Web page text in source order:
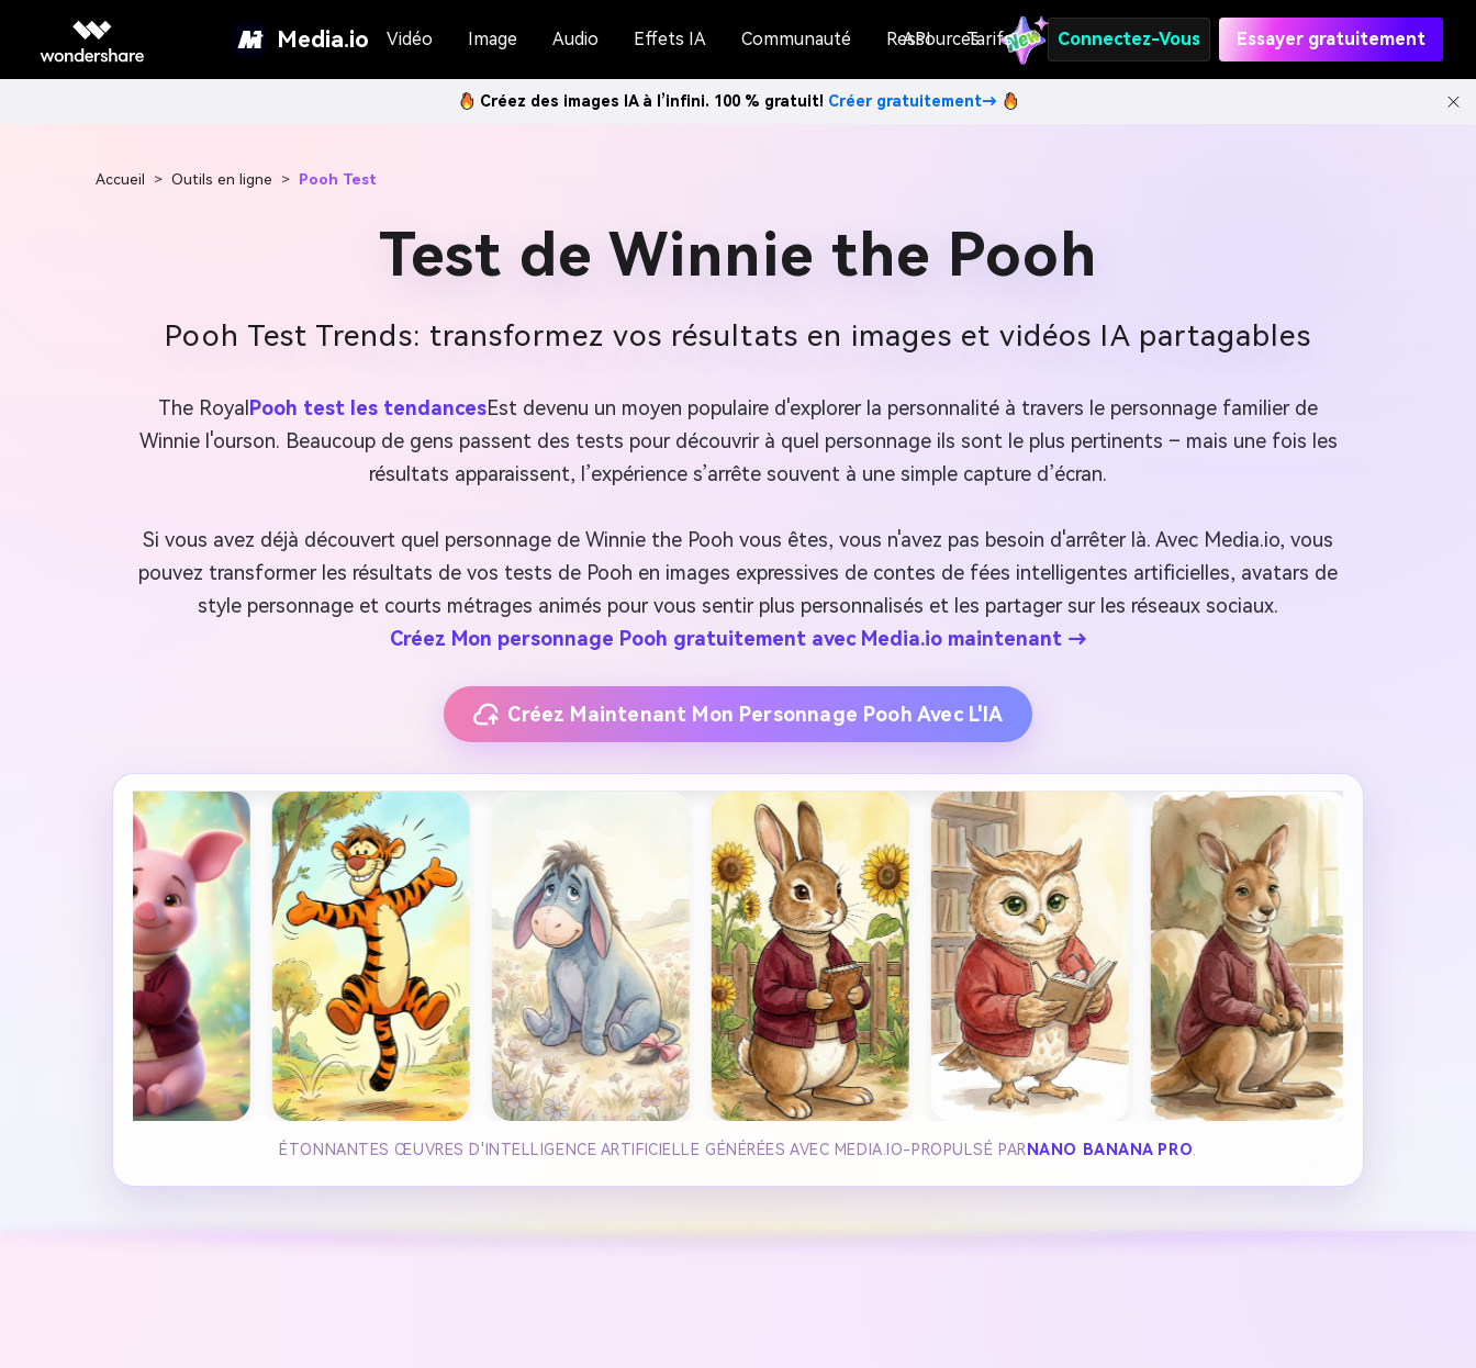
Media.io Vidéo Image Audio Effets IA Communauté Ressources
API Tarifs Connectez-Vous Essayer gratuitement
Créez des images IA à l’infini. 100 % gratuit! Créer gratuitement→
Accueil > Outils en ligne > Pooh Test
Test de Winnie the Pooh
Pooh Test Trends: transformez vos résultats en images et vidéos IA partagables
The Royal Pooh test les tendancesEst devenu un moyen populaire d'explorer la personnalité à travers le personnage familier de
Winnie l'ourson. Beaucoup de gens passent des tests pour découvrir à quel personnage ils sont le plus pertinents – mais une fois les
résultats apparaissent, l’expérience s’arrête souvent à une simple capture d’écran.
Si vous avez déjà découvert quel personnage de Winnie the Pooh vous êtes, vous n'avez pas besoin d'arrêter là. Avec Media.io, vous
pouvez transformer les résultats de vos tests de Pooh en images expressives de contes de fées intelligentes artificielles, avatars de
style personnage et courts métrages animés pour vous sentir plus personnalisés et les partager sur les réseaux sociaux.
Créez Mon personnage Pooh gratuitement avec Media.io maintenant →
Créez Maintenant Mon Personnage Pooh Avec L'IA
ÉTONNANTES ŒUVRES D'INTELLIGENCE ARTIFICIELLE GÉNÉRÉES AVEC MEDIA.IO-PROPULSÉ PAR NANO BANANA PRO